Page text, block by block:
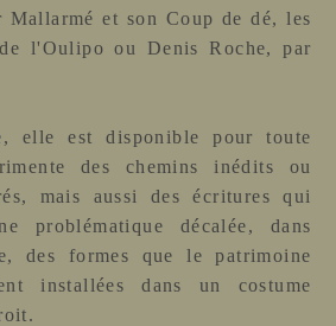
et son Coup de dé, les
l'Oulipo ou Denis Roche, par
elle est disponible pour toute
des chemins inédits ou
mais aussi des écritures qui
problématique décalée, dans
des formes que le patrimoine
installées dans un costume